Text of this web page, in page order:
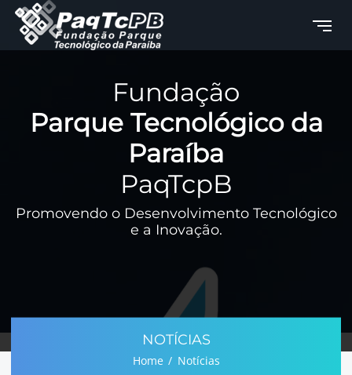
Fundação
Parque Tecnológico da
Paraíba
PaqTcpB
Promovendo o Desenvolvimento Tecnológico
e a Inovação.
NOTÍCIAS
Home Notícias